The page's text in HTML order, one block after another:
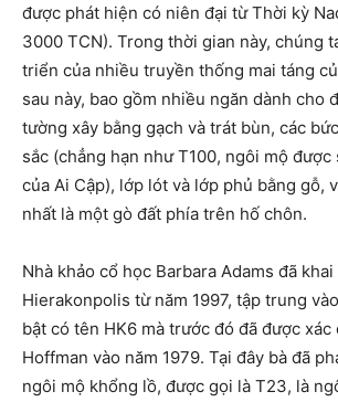
được phát hiện có niên đại từ Thời kỳ
3000 TCN). Trong thời gian này, chúng
triển của nhiều truyền thống mai táng
sau này, bao gồm nhiều ngăn dành cho
tường xây bằng gạch và trát bùn, các
sắc (chẳng hạn như T100, ngôi mộ
của Ai Cập), lớp lót và lớp phủ bằng gỗ,
nhất là một gò đất phía trên hố chôn.
Nhà khảo cổ học Barbara Adams đã
Hierakonpolis từ năm 1997, tập trung
bật có tên HK6 mà trước đó đã được
Hoffman vào năm 1979. Tại đây bà đã
ngôi mộ khổng lồ, được gọi là T23, là